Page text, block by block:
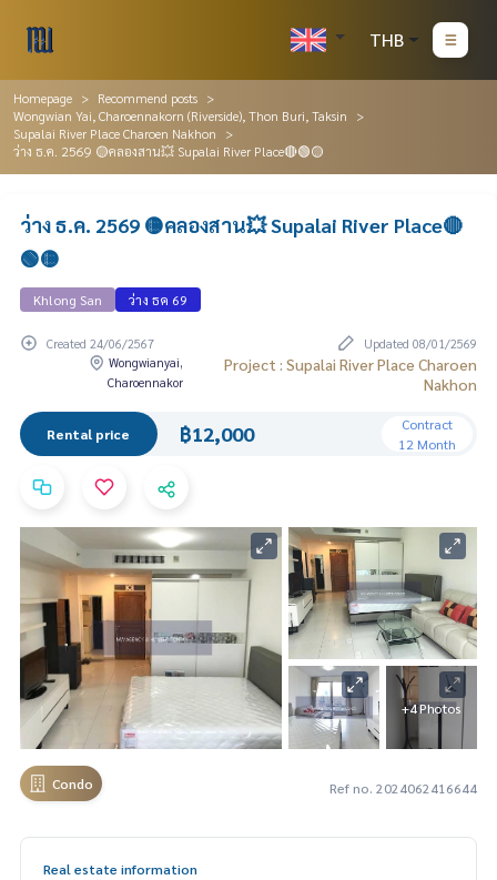
THB
Homepage
Recommend posts
Wongwian Yai, Charoennakorn (Riverside), Thon Buri, Taksin
Supalai River Place Charoen Nakhon
ว่าง ธ.ค. 2569 🟡คลองสาน💥 Supalai River Place🔴🟢🟡
ว่าง ธ.ค. 2569 🟡คลองสาน💥 Supalai River Place🔴
🟢🟡
Khlong San ว่าง ธค 69
Created 24/06/2567
Updated 08/01/2569
Wongwianyai,
Charoennakor
Project : Supalai River Place Charoen
Nakhon
Rental price ฿12,000
Contract
12 Month
+4 Photos
Condo Ref no. 2024062416644
Real estate information